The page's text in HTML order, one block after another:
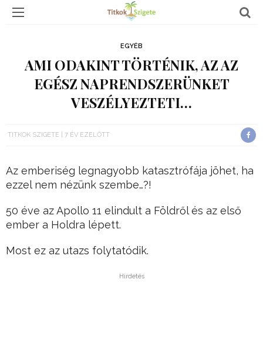
EGYÉB
AMI ODAKINT TÖRTÉNIK, AZ AZ
EGÉSZ NAPRENDSZERÜNKET
VESZÉLYEZTETI…
TITKOK SZIGETE 7 ÉV EZELŐTT
Az emberiség legnagyobb katasztrófája jöhet, ha
ezzel nem nézünk szembe…?!
50 éve az Apollo 11 elindult a Földről és az első
ember a Holdra lépett.
Most ez az utazs folytatódik.
Hirdetés